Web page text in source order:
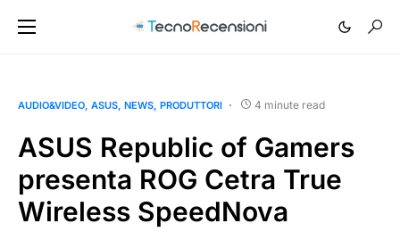
AUDIO&VIDEO ASUS NEWS PRODUTTORI 4 minute read
ASUS Republic of Gamers
presenta ROG Cetra True
Wireless SpeedNova